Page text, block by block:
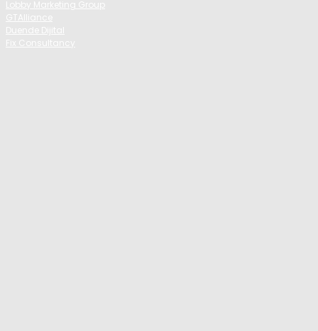
Lobby Marketing Group
GTAlliance
Duende Dijital
Fix Consultancy